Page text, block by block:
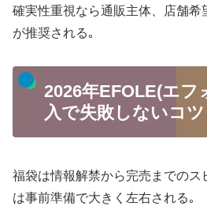
確実性重視なら通販主体、店舗希
が推奨される｡
2026年EFOLE(エフ
入で失敗しないコ
福袋は情報解禁から完売までのス
は事前準備で大きく左右される｡